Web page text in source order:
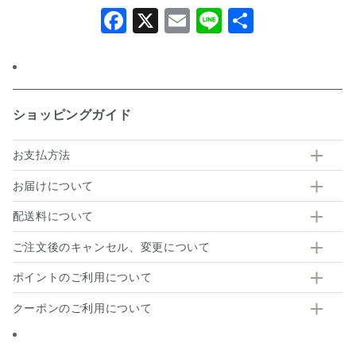
Facebook
X Email
Line
ショッピングガイド
お支払方法
お届けについて
配送料について
ご注文後のキャンセル、変更について
ポイントのご利用について
クーポンのご利用について